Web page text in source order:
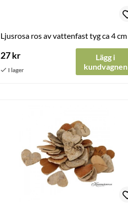
Ljusrosa ros av vattenfast tyg ca 4 cm
27 kr
Lägg i
kundvagnen